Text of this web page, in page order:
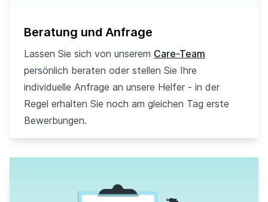
Beratung und Anfrage
Lassen Sie sich von unserem Care-Team
persönlich beraten oder stellen Sie Ihre
individuelle Anfrage an unsere Helfer - in der
Regel erhalten Sie noch am gleichen Tag erste
Bewerbungen.